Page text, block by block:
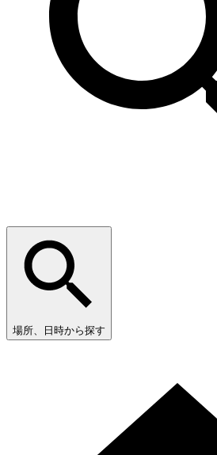
場所、日時から探す